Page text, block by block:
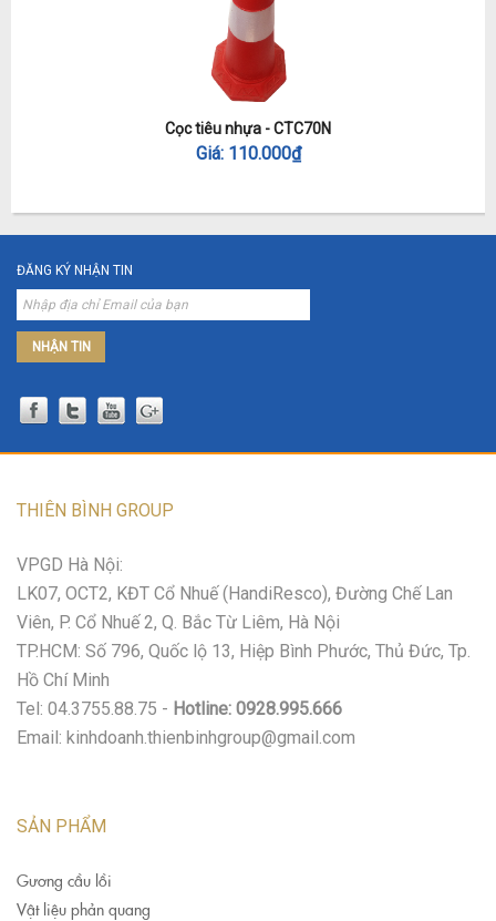
Cọc tiêu nhựa - CTC70N
Giá: 110.000₫
ĐĂNG KÝ NHẬN TIN
NHẬN TIN
THIÊN BÌNH GROUP
VPGD Hà Nội:
LK07, OCT2, KĐT Cổ Nhuế (HandiResco), Đường Chế Lan
Viên, P. Cổ Nhuế 2, Q. Bắc Từ Liêm, Hà Nội
TP.HCM: Số 796, Quốc lộ 13, Hiệp Bình Phước, Thủ Đức, Tp.
Hồ Chí Minh
Tel: 04.3755.88.75 - Hotline: 0928.995.666
Email: kinhdoanh.thienbinhgroup@gmail.com
SẢN PHẨM
Gương cầu lồi
Vật liệu phản quang